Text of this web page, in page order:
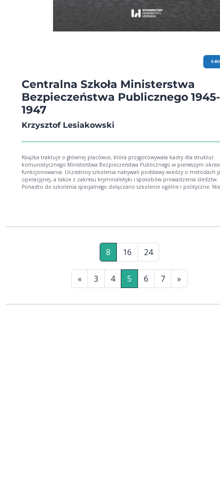
E-
Centralna Szkoła Ministerstwa
Bezpieczeństwa Publicznego 1945-
1947
Krzysztof Lesiakowski
Książka traktuje o głównej placówce, która przygotowywała kadry dla struktur
komunistycznego Ministerstwa Bezpieczeństwa Publicznego w pierwszym
funkcjonowania. Uczestnicy szkolenia nabywali podstawy wiedzy o metodach
operacyjnej, a także z zakresu kryminalistyki i sposobów prowadzenia śledztw.
Ponadto do szkolenia specjalnego dołączano szkolenie ogólne i polityczne.
8 16 24
« 3 4 5 6 7 »